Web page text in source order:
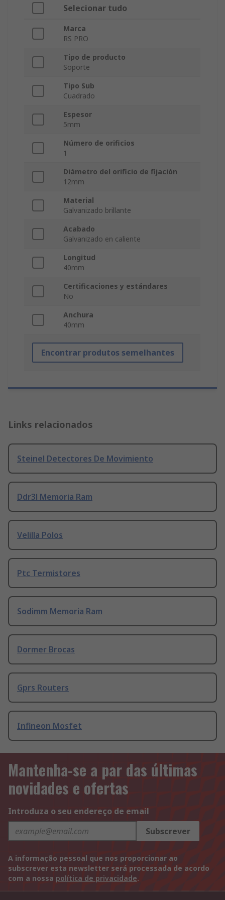
Selecionar tudo
Marca
RS PRO
Tipo de producto
Soporte
Tipo Sub
Cuadrado
Espesor
5mm
Número de orificios
1
Diámetro del orificio de fijación
12mm
Material
Galvanizado brillante
Acabado
Galvanizado en caliente
Longitud
40mm
Certificaciones y estándares
No
Anchura
40mm
Encontrar produtos semelhantes
Links relacionados
Steinel Detectores De Movimiento
Ddr3l Memoria Ram
Velilla Polos
Ptc Termistores
Sodimm Memoria Ram
Dormer Brocas
Gprs Routers
Infineon Mosfet
Mantenha-se a par das últimas
novidades e ofertas
Introduza o seu endereço de email
Subscrever
A informação pessoal que nos proporcionar ao
subscrever esta newsletter será processada de acordo
com a nossa política de privacidade.